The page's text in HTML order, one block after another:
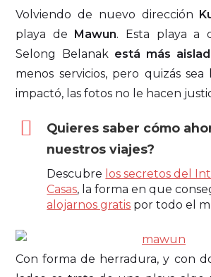
Volviendo de nuevo dirección
playa de
Mawun. Esta playa a
Selong Belanak está más
menos servicios, pero quizás
impactó, las fotos no le hacen
Quieres saber cómo
nuestros viajes?
Descubre los secretos del
Casas, la forma en que
alojarnos gratis por todo el
Con forma de herradura, y con